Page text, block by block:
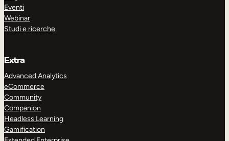
ESPLORA
Eventi
Webinar
Studi e ricerche
Extra
Advanced Analytics
eCommerce
Community
Companion
Headless Learning
Gamification